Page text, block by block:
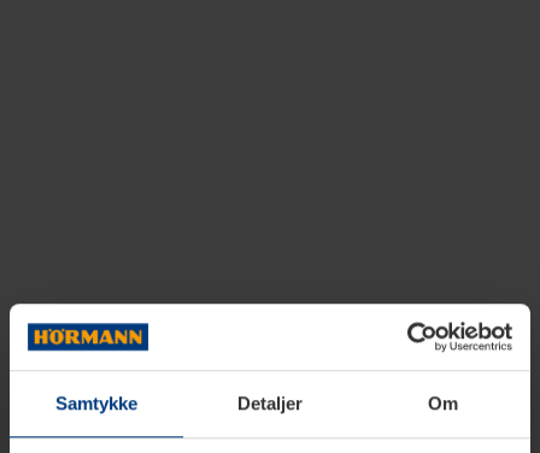
Samtykke Detaljer Om